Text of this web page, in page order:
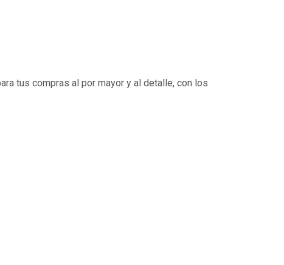
tus compras al por mayor y al detalle, con los